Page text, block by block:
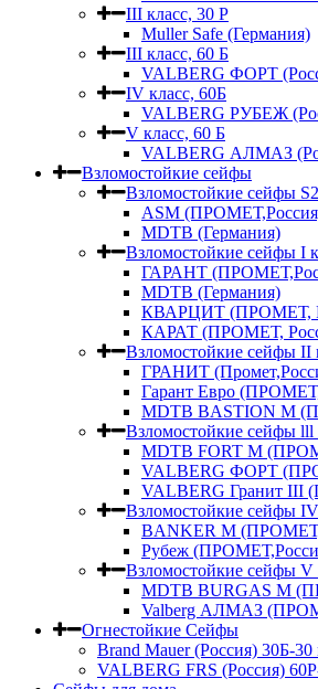
III класс, 30 Р
Muller Safe (Германия)
III класс, 60 Б
VALBERG ФОРТ
IV класс, 60Б
VALBERG РУБЕЖ
V класс, 60 Б
VALBERG АЛМАЗ
Взломостойкие сейфы
Взломостойкие сейфы S2
ASM
MDTB (Германия)
Взломостойкие сейфы I
ГАРАНТ
MDTB (Германия)
КВАРЦИТ (ПРОМЕТ,
КАРАТ (ПРОМЕТ,
Взломостойкие сейфы II
ГРАНИТ
Гарант Евро
MDTB BASTION M
Взломостойкие сейфы lll
MDTB FORT M
VALBERG ФОРТ
VALBERG Гранит III
Взломостойкие сейфы IV
BANKER M (ПРОМЕТ,
Рубеж
Взломостойкие сейфы V
MDTB BURGAS M
Valberg АЛМАЗ
Огнестойкие Сейфы
Brand Mauer (Россия) 30Б-
VALBERG FRS (Россия)